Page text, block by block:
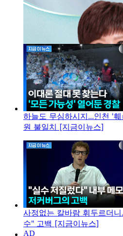
하늘도 무심하시지...인천 '
원 불일치 [지금이뉴스]
사정없는 칼바람 휘두르더
수" 고백 [지금이뉴스]